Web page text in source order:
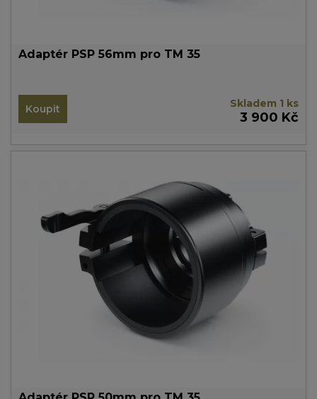
Adaptér PSP 56mm pro TM 35
Koupit Skladem 1 ks
3 900 Kč